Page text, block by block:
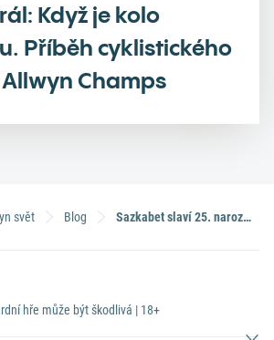
Když je kolo
Příběh cyklistického
Champs
svět Blog Sazkabet slaví 25. narozeniny. Jak vypadaly začátky a jaká je nejvyšší letošní výhra?
hře může být škodlivá | 18+